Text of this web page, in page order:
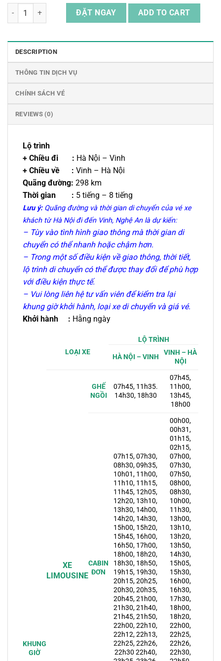
Vé Xe Khách Khứ Hồi Từ Hà Nội Đến Vinh, Nghệ An quantity
ĐẶT NGAY ADD TO CART
DESCRIPTION
THÔNG TIN DỊCH VỤ
CHÍNH SÁCH VÉ
REVIEWS (0)
Lộ trình
+ Chiều đi : Hà Nội – Vinh
+ Chiều về : Vinh – Hà Nội
Quãng đường: 298 km
Thời gian : 5 tiếng – 8 tiếng
Lưu ý: Quãng đường và thời gian di chuyển của vé xe
khách từ Hà Nội đi đến Vinh, Nghệ An là dự kiến:
– Tùy vào tình hình giao thông mà thời gian di
chuyển có thể nhanh hoặc chậm hơn.
– Trong một số điều kiện về giao thông, thời tiết,
lộ trình di chuyển có thể được thay đổi để phù hợp
với điều kiện thực tế.
– Vui lòng liên hệ tư vấn viên để kiểm tra lại
khung giờ khởi hành, loại xe di chuyển và giá vé.
Khởi hành : Hằng ngày
KHUNG
GIỜ
LOẠI XE
LỘ TRÌNH
HÀ NỘI – VINH
VINH – HÀ
NỘI
XE
LIMOUSINE
GHẾ
NGỒI
07h45, 11h35.
14h30, 18h30
07h45,
11h00,
13h45,
18h00
CABIN
ĐƠN
07h15, 07h30,
08h30, 09h35,
10h01, 11h00,
11h10, 11h15,
11h45, 12h05,
12h20, 13h10,
13h30, 14h00,
14h20, 14h30,
15h00, 15h20,
15h45, 16h00,
16h50, 17h00,
18h00, 18h20,
18h30, 18h50,
19h15, 19h30,
20h15, 20h25,
20h30, 20h35,
20h45, 21h00,
21h30, 21h40,
21h45, 21h50,
22h00, 22h10,
22h12, 22h13,
22h25, 22h26,
22h30 22h40,
00h00,
00h31,
01h15,
02h15,
07h00,
07h30,
07h50,
08h00,
08h30,
10h00,
11h30,
13h00,
13h10,
13h20,
13h50,
14h30,
15h05,
15h30,
16h00,
16h30,
17h30,
18h00,
18h20,
22h00,
22h25,
22h26,
22h30,